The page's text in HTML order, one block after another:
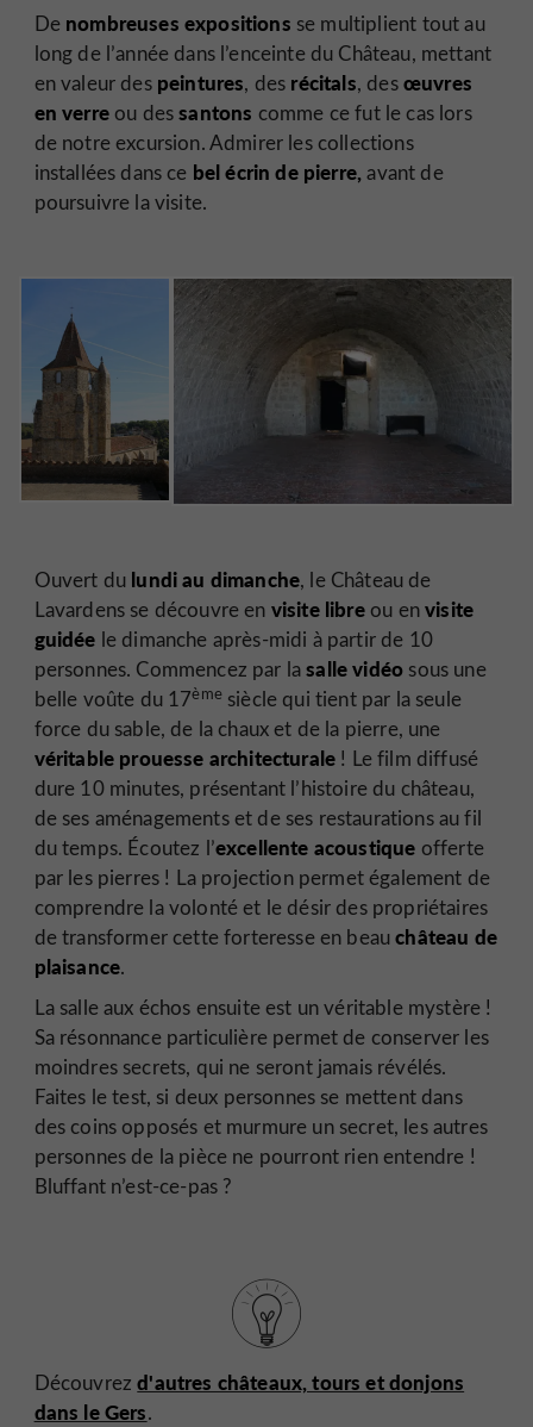
De nombreuses expositions se multiplient tout au
long de l’année dans l’enceinte du Château, mettant
en valeur des peintures, des récitals, desœuvres
en verreou dessantons comme ce fut le cas lors
de notre excursion. Admirer les collections
installées dans ce bel écrin de pierre,avant de
poursuivre la visite.
Ouvert du lundi au dimanche, le Château de
Lavardens se découvre en visite libreou envisite
guidée le dimanche après-midi à partir de 10
personnes. Commencez par lasalle vidéo sous une
belle voûte du 17èmesiècle qui tient par la seule
force du sable, de la chaux et de la pierre, une
véritable prouesse architecturale ! Le film diffusé
dure 10 minutes, présentant l’histoire du château,
de ses aménagements et de ses restaurations au fil
du temps. Écoutez l’excellente acoustique offerte
par les pierres ! La projection permet également de
comprendre la volonté et le désir des propriétaires
de transformer cette forteresse en beauchâteau de
plaisance.
La salle aux échos ensuite est un véritable mystère !
Sa résonnance particulière permet de conserver les
moindres secrets, qui ne seront jamais révélés.
Faites le test, si deux personnes se mettent dans
des coins opposés et murmure un secret, les autres
personnes de la pièce ne pourront rien entendre !
Bluffant n’est-ce-pas ?
Découvrezd'autres châteaux, tours et donjons
dans le Gers.